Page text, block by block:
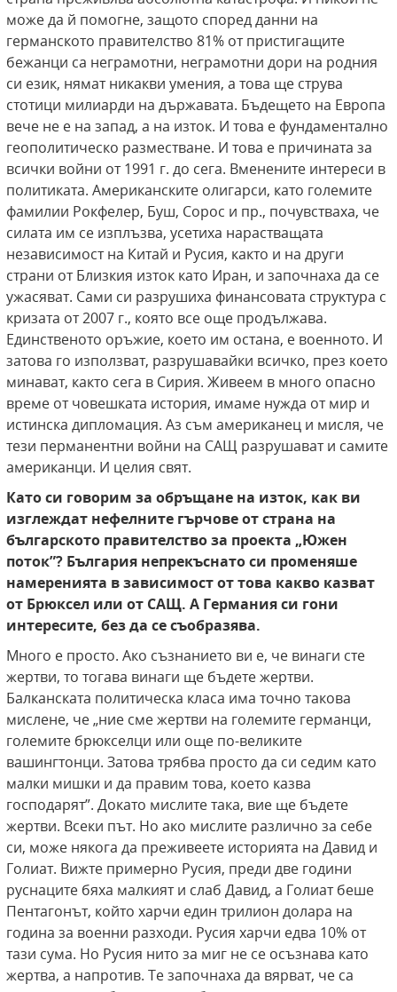
може да й помогне, защото според данни на
германското правителство 81% от пристигащите
бежанци са неграмотни, неграмотни дори на родния
си език, нямат никакви умения, а това ще струва
стотици милиарди на държавата. Бъдещето на Европа
вече не е на запад, а на изток. И това е фундаментално
геополитическо разместване. И това е причината за
всички войни от 1991 г. до сега. Вменените интереси в
политиката. Американските олигарси, като големите
фамилии Рокфелер, Буш, Сорос и пр., почувстваха, че
силата им се изплъзва, усетиха нарастващата
независимост на Китай и Русия, както и на други
страни от Близкия изток като Иран, и започнаха да се
ужасяват. Сами си разрушиха финансовата структура с
кризата от 2007 г., която все още продължава.
Единственото оръжие, което им остана, е военното. И
затова го използват, разрушавайки всичко, през което
минават, както сега в Сирия. Живеем в много опасно
време от човешката история, имаме нужда от мир и
истинска дипломация. Аз съм американец и мисля, че
тези перманентни войни на САЩ разрушават и самите
американци. И целия свят.
Като си говорим за обръщане на изток, как ви
изглеждат нефелните гърчове от страна на
българското правителство за проекта „Южен
поток”? България непрекъснато си променяше
намеренията в зависимост от това какво казват
от Брюксел или от САЩ. А Германия си гони
интересите, без да се съобразява.
Много е просто. Ако съзнанието ви е, че винаги сте
жертви, то тогава винаги ще бъдете жертви.
Балканската политическа класа има точно такова
мислене, че „ние сме жертви на големите германци,
големите брюкселци или още по-великите
вашингтонци. Затова трябва просто да си седим като
малки мишки и да правим това, което казва
господарят”. Докато мислите така, вие ще бъдете
жертви. Всеки път. Но ако мислите различно за себе
си, може някога да преживеете историята на Давид и
Голиат. Вижте примерно Русия, преди две години
руснаците бяха малкият и слаб Давид, а Голиат беше
Пентагонът, който харчи един трилион долара на
година за военни разходи. Русия харчи едва 10% от
тази сума. Но Русия нито за миг не се осъзнава като
жертва, а напротив. Те започнаха да вярват, че са